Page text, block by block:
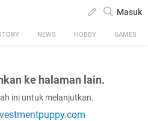
Masuk
NEWS HOBBY GAMES
ke halaman lain.
ini untuk melanjutkan.